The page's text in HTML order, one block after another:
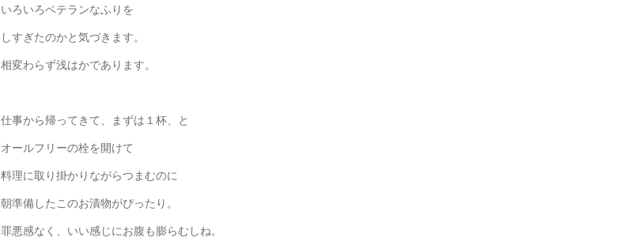
いろいろベテランなふりを
しすぎたのかと気づきます。
相変わらず浅はかであります。
仕事から帰ってきて、まずは１杯、と
オールフリーの栓を開けて
料理に取り掛かりながらつまむのに
朝準備したこのお漬物がぴったり。
罪悪感なく、いい感じにお腹も膨らむしね。